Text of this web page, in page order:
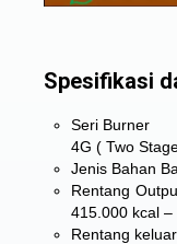
Spesifikasi
Seri
4G ( Two
Jenis
Rentang
415.000 kcal
Rentang